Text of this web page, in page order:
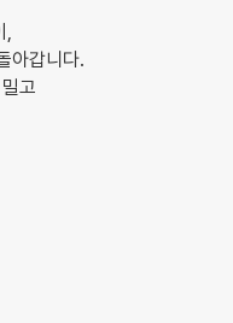
아갑니다.
고